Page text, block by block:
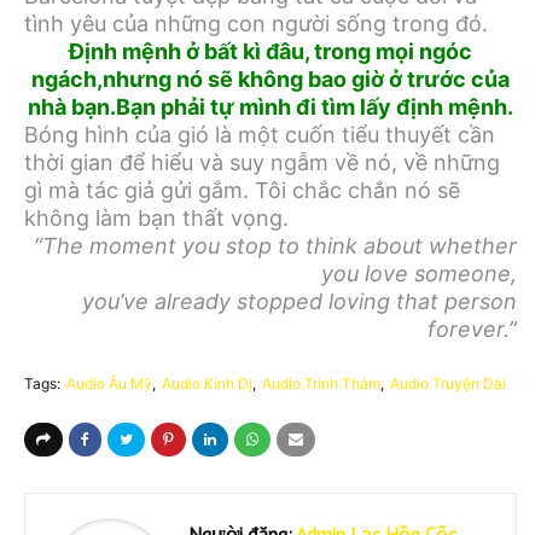
tình yêu của những con người sống trong đó.
Định mệnh ở bất kì đâu, trong mọi ngóc
ngách,nhưng nó sẽ không bao giờ ở trước của
nhà bạn.Bạn phải tự mình đi tìm lấy định mệnh.
Bóng hình của gió là một cuốn tiểu thuyết cần
thời gian để hiểu và suy ngẫm về nó, về những
gì mà tác giả gửi gắm. Tôi chắc chắn nó sẽ
không làm bạn thất vọng.
“The moment you stop to think about whether
you love someone,
you’ve already stopped loving that person
forever.”
Tags: Audio Âu Mỹ Audio Kinh Dị Audio Trinh Thám Audio Truyện Dài